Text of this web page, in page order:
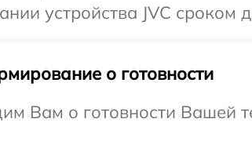
устройства JVC сроком
о готовности
Вам о готовности Вашей